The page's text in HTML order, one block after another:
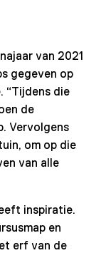
van 2021
gegeven op
“Tijdens die
de
Vervolgens
om op die
van alle
inspiratie.
en
erf van de